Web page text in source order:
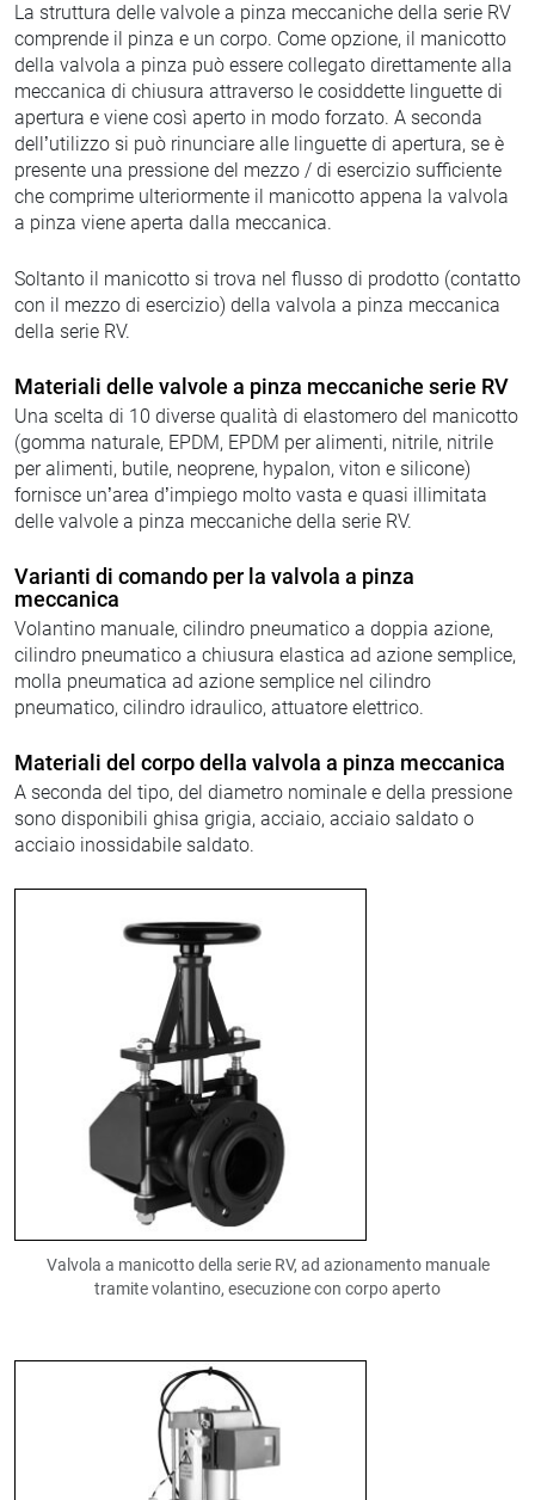
La struttura delle valvole a pinza meccaniche della serie RV
comprende il pinza e un corpo. Come opzione, il manicotto
della valvola a pinza può essere collegato direttamente alla
meccanica di chiusura attraverso le cosiddette linguette di
apertura e viene così aperto in modo forzato. A seconda
dell’utilizzo si può rinunciare alle linguette di apertura, se è
presente una pressione del mezzo / di esercizio sufficiente
che comprime ulteriormente il manicotto appena la valvola
a pinza viene aperta dalla meccanica.
Soltanto il manicotto si trova nel flusso di prodotto (contatto
con il mezzo di esercizio) della valvola a pinza meccanica
della serie RV.
Materiali delle valvole a pinza meccaniche serie RV
Una scelta di 10 diverse qualità di elastomero del manicotto
(gomma naturale, EPDM, EPDM per alimenti, nitrile, nitrile
per alimenti, butile, neoprene, hypalon, viton e silicone)
fornisce un’area d’impiego molto vasta e quasi illimitata
delle valvole a pinza meccaniche della serie RV.
Varianti di comando per la valvola a pinza
meccanica
Volantino manuale, cilindro pneumatico a doppia azione,
cilindro pneumatico a chiusura elastica ad azione semplice,
molla pneumatica ad azione semplice nel cilindro
pneumatico, cilindro idraulico, attuatore elettrico.
Materiali del corpo della valvola a pinza meccanica
A seconda del tipo, del diametro nominale e della pressione
sono disponibili ghisa grigia, acciaio, acciaio saldato o
acciaio inossidabile saldato.
Valvola a manicotto della serie RV, ad azionamento manuale
tramite volantino, esecuzione con corpo aperto